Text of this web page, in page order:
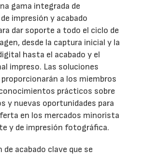
gama integrada de
impresión y acabado
dar soporte a todo el ciclo de
desde la captura inicial y la
hasta el acabado y el
impreso. Las soluciones
a los miembros
prácticos sobre
y nuevas oportunidades para
en los mercados minorista
y de impresión fotográfica.
de acabado clave que se